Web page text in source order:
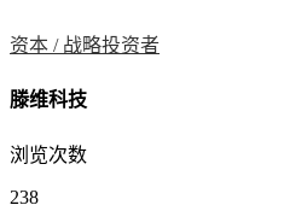
资本 / 战略投资者
滕维科技
浏览次数
238